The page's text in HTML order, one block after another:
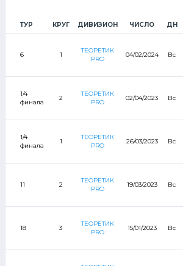
ТУР КРУГ ДИВИЗИОН ЧИСЛО ДН
6 1
ТЕОРЕТИК
PRO
04/02/2024 Вс
1/4
финала
2
ТЕОРЕТИК
PRO
02/04/2023 Вс
1/4
финала
1
ТЕОРЕТИК
PRO
26/03/2023 Вс
11 2
ТЕОРЕТИК
PRO
19/03/2023 Вс
18 3
ТЕОРЕТИК
PRO
15/01/2023 Вс